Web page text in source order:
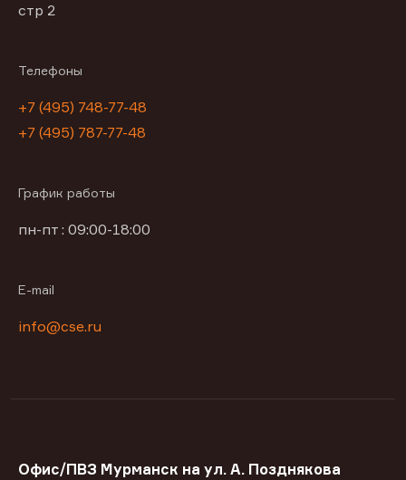
стр 2
Телефоны
+7 (495) 748-77-48
+7 (495) 787-77-48
График работы
пн-пт : 09:00-18:00
E-mail
info@cse.ru
Офис/ПВЗ Мурманск на ул. А. Позднякова